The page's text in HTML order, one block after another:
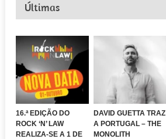
Últimas
16.ª EDIÇÃO DO
ROCK ‘N’ LAW
REALIZA-SE A 1 DE
DAVID GUETTA TRAZ
A PORTUGAL – THE
MONOLITH